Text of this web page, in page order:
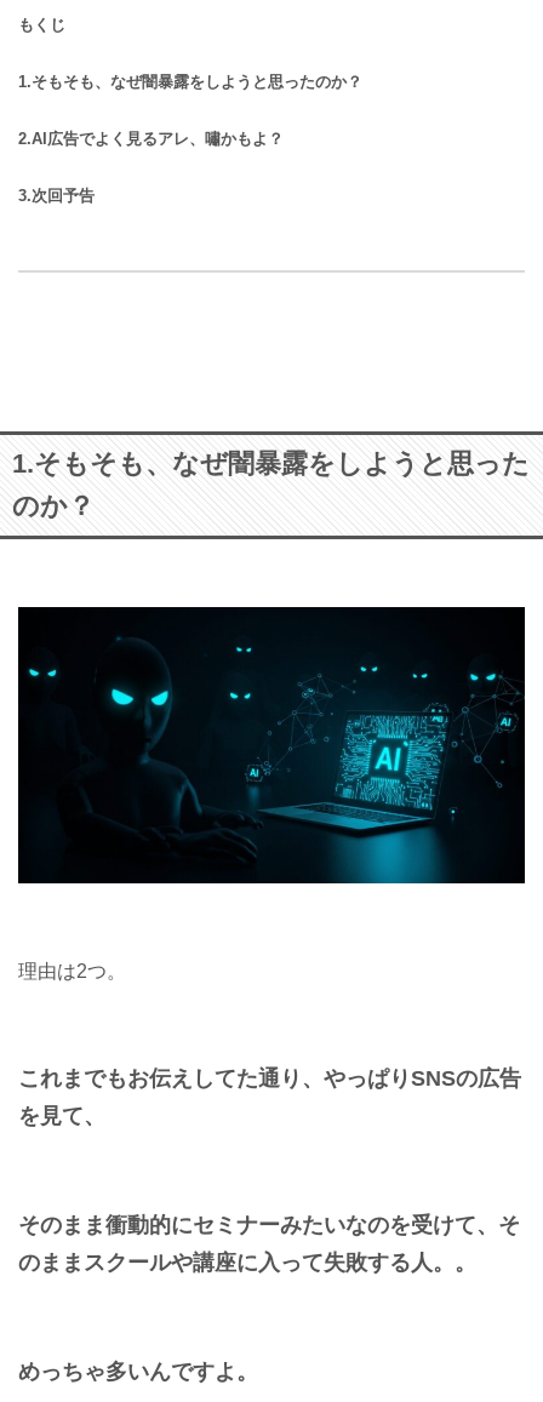
もくじ
1.そもそも、なぜ闇暴露をしようと思ったのか？
2.AI広告でよく見るアレ、嘯かもよ？
3.次回予告
1.そもそも、なぜ闇暴露をしようと思った
のか？
理由は2つ。
これまでもお伝えしてた通り、やっぱりSNSの広告
を見て、
そのまま衝動的にセミナーみたいなのを受けて、そ
のままスクールや講座に入って失敗する人。。
めっちゃ多いんですよ。